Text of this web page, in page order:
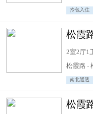
拎包入住
2室2厅1
松霞路 -
南北通透